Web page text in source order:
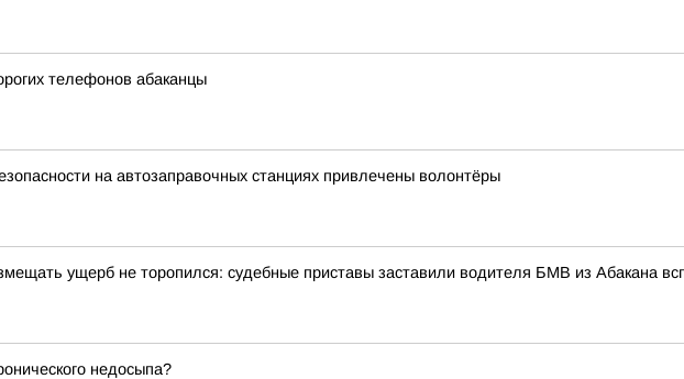
телефонов абаканцы
на автозаправочных станциях привлечены волонтёры
ущерб не торопился: судебные приставы заставили водителя БМВ из Абакана
недосыпа?